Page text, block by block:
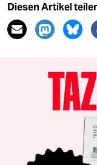
Diesen Artikel